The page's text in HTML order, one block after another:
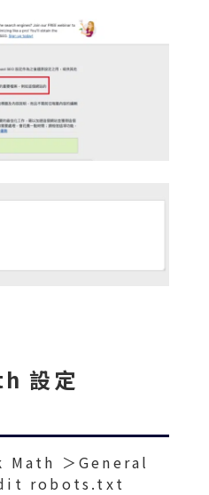
設定
Math ＞General
robots.txt